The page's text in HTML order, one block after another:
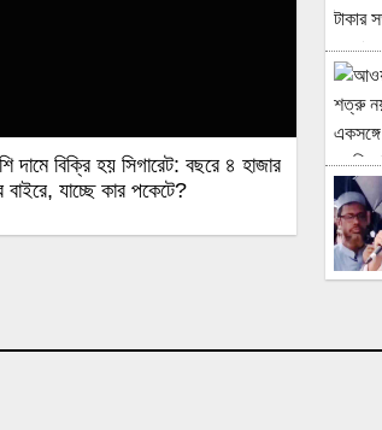
দামে বিক্রি হয় সিগারেট: বছরে ৪ হাজার
বাইরে, যাচ্ছে কার পকেটে?